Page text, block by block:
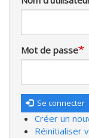
Mot de passe
Se connecter
Créer un
Réinitialiser